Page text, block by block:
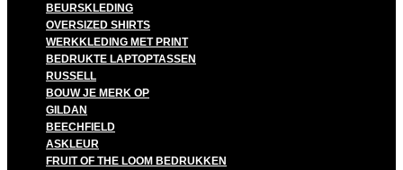
BEURSKLEDING
OVERSIZED SHIRTS
WERKKLEDING MET PRINT
BEDRUKTE LAPTOPTASSEN
RUSSELL
BOUW JE MERK OP
GILDAN
BEECHFIELD
ASKLEUR
FRUIT OF THE LOOM BEDRUKKEN